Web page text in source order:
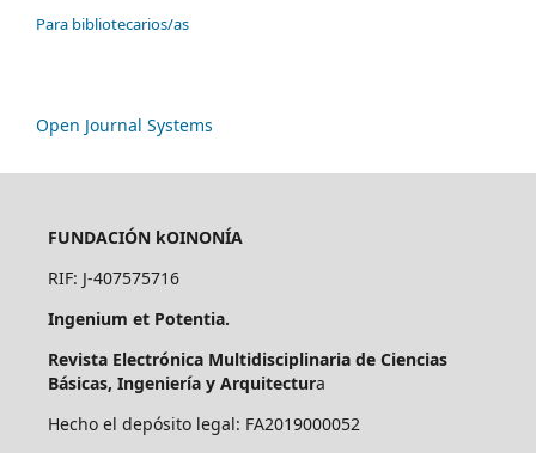
Para bibliotecarios/as
Open Journal Systems
FUNDACIÓN kOINONÍA
RIF: J-407575716
Ingenium et Potentia.
Revista Electrónica Multidisciplinaria de Ciencias
Básicas, Ingeniería y Arquitectura
Hecho el depósito legal: FA2019000052